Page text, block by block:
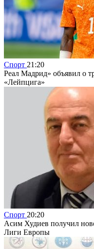
Спорт 21:20
Реал Мадрид» объявил о
«Лейпцига»
Спорт 20:20
Асим Худиев получил
Лиги Европы